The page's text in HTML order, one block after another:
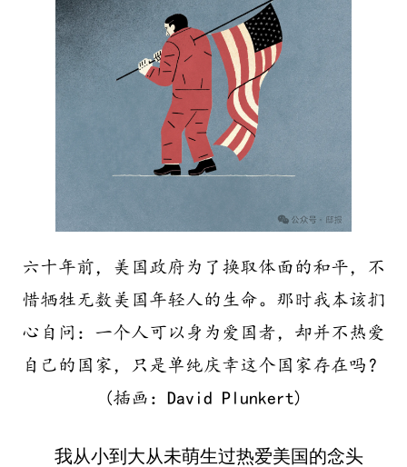
六十年前，美国政府为了换取体面的和平，不
惜牺牲无数美国年轻人的生命。那时我本该扪
心自问：一个人可以身为爱国者，却并不热爱
自己的国家，只是单纯庆幸这个国家存在吗？
(插画：David Plunkert)
我从小到大从未萌生过热爱美国的念头